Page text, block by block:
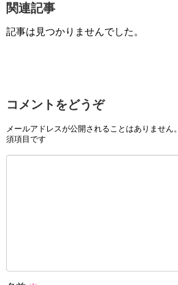
関連記事
記事は見つかりませんでした。
コメントをどうぞ
メールアドレスが公開されることはありません。
須項目です